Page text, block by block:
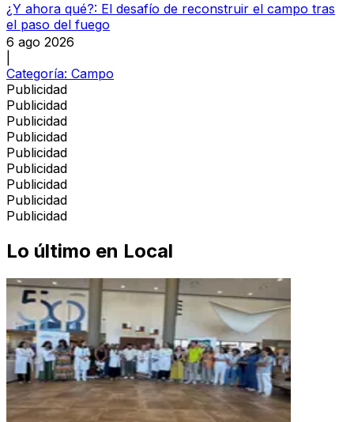
¿Y ahora qué?: El desafío de reconstruir el campo tras
el paso del fuego
6 ago 2026
Categoría: Campo
Publicidad
Publicidad
Publicidad
Publicidad
Publicidad
Publicidad
Publicidad
Publicidad
Publicidad
Lo último en Local